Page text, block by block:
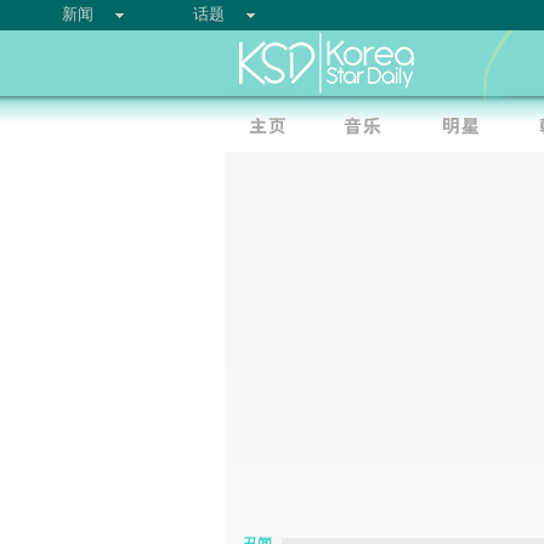
新闻 话题